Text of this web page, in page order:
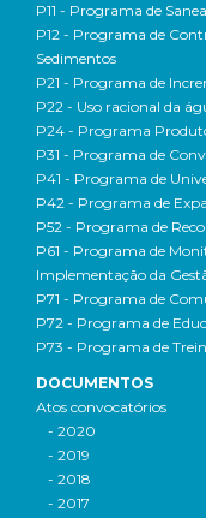
P11 - Programa de
P12 - Programa de
Sedimentos
P21 - Programa de
P22 - Uso racional da
P24 - Programa
P31 - Programa de
P41 - Programa de
P42 - Programa de
P52 - Programa de
P61 - Programa de
Implementação da
P71 - Programa de
P72 - Programa de
P73 - Programa de
DOCUMENTOS
Atos convocatórios
- 2020
- 2019
- 2018
- 2017